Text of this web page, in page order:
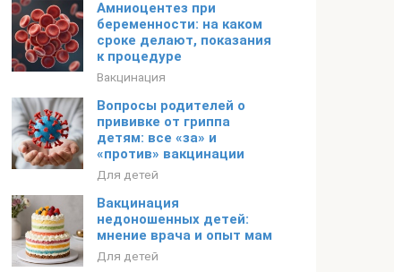
Амниоцентез при
беременности: на каком
сроке делают, показания
к процедуре
Вакцинация
Вопросы родителей о
прививке от гриппа
детям: все «за» и
«против» вакцинации
Для детей
Вакцинация
недоношенных детей:
мнение врача и опыт мам
Для детей